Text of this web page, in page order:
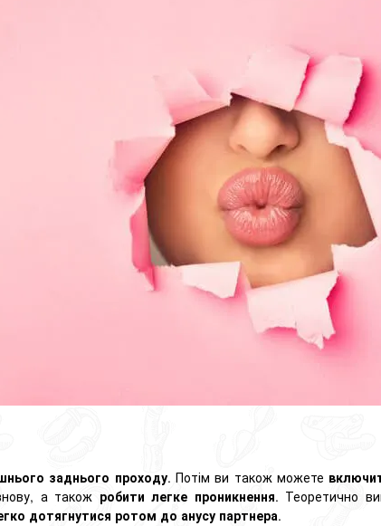
заднього проходу. Потім ви також можете
а також робити легке проникнення. Теоретично
дотягнутися ротом до анусу партнера.